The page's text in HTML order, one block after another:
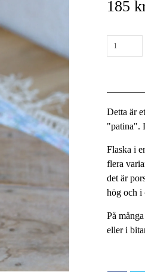
185
Detta är
"patina".
Flaska i
flera
det är
hög och i
På
eller i